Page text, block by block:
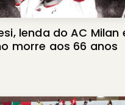
lenda do AC Milan
morre aos 66 anos